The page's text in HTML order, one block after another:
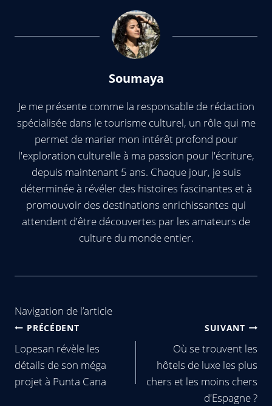
Soumaya
Je me présente comme la responsable de rédaction
spécialisée dans le tourisme culturel, un rôle qui me
permet de marier mon intérêt profond pour
l'exploration culturelle à ma passion pour l'écriture,
depuis maintenant 5 ans. Chaque jour, je suis
déterminée à révéler des histoires fascinantes et à
promouvoir des destinations enrichissantes qui
attendent d'être découvertes par les amateurs de
culture du monde entier.
Navigation de l’article
PRÉCÉDENT
Lopesan révèle les
détails de son méga
projet à Punta Cana
SUIVANT
Où se trouvent les
hôtels de luxe les plus
chers et les moins chers
d'Espagne ?